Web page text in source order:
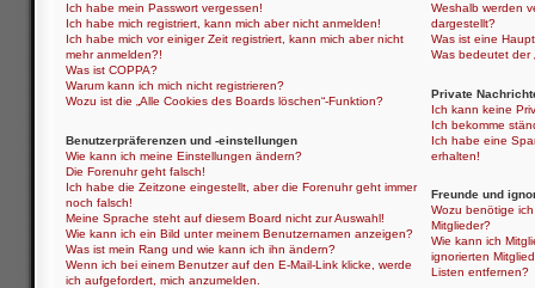
Ich habe mein Passwort vergessen!
Ich habe mich registriert, kann mich aber nicht anmelden!
Ich habe mich vor einiger Zeit registriert, kann mich aber nicht
mehr anmelden?!
Was ist COPPA?
Warum kann ich mich nicht registrieren?
Wozu ist die „Alle Cookies des Boards löschen“-Funktion?
Benutzerpräferenzen und -einstellungen
Wie kann ich meine Einstellungen ändern?
Die Forenuhr geht falsch!
Ich habe die Zeitzone eingestellt, aber die Forenuhr geht immer
noch falsch!
Meine Sprache steht auf diesem Board nicht zur Auswahl!
Wie kann ich ein Bild unter meinem Benutzernamen anzeigen?
Was ist mein Rang und wie kann ich ihn ändern?
Wenn ich bei einem Benutzer auf den E-Mail-Link klicke, werde
ich aufgefordert, mich anzumelden.
Weshalb werden
dargestellt?
Was ist eine
Was bedeutet der
Private
Ich kann keine
Ich bekomme
Ich habe eine
erhalten!
Freunde und
Wozu benötige
Mitglieder?
Wie kann ich
ignorierten
Listen entfernen?